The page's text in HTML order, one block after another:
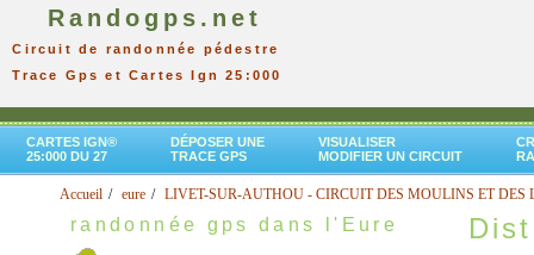
Randogps.net
Circuit de randonnée pédestre
Trace Gps et Cartes Ign 25:000
CARTES IGN®
25:000 DU 27
DÉPOSER UNE
TRACE GPS
VISUALISER
MODIFIER UN CIRCUIT
Accueil eure LIVET-SUR-AUTHOU - CIRCUIT DES MOULINS ET DES
randonnée gps dans l'Eure